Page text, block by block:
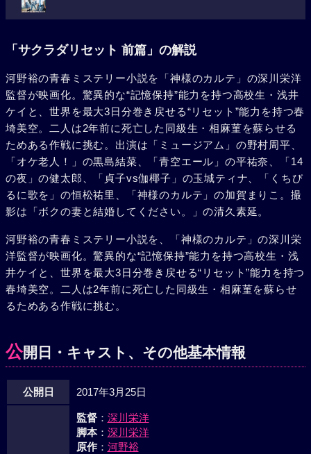
（平祐奈）が死んでしまったのだ。ある日、ケイと春埼が所
属する“奉仕クラブ”にある依頼が舞い込んでくる。「写真に
野宏幸（大石吾朗）が、奪われた能力を取り戻して欲しいと
いうのだ。やがて二人は「未来を知る」力を持つ“魔女”と呼
ばれる老婆（加賀まりこ）と出逢う。何の関連もないと思わ
れたそれらの出来事から、相麻をよみがえらせる可能性に気
付いたケイは、「声を届ける」能力を持つ親友・中野智樹
（健太郎）や、「モノを消す」能力を持つ村瀬陽香（玉城テ
ィナ）、「記憶を操作する」岡絵里（恒松祐里）らと共に禁
断のアプローチを開始。かくして、相麻はよみがえったかの
ようにみえたが、ケイたちは驚くべき真実に遭遇する。相麻
菫の再生こそが、すべての始まりであった……。
「サクラダリセット 前篇」の解説
河野裕の青春ミステリー小説を「神様のカルテ」の深川栄洋
監督が映画化。驚異的な“記憶保持”能力を持つ高校生・浅井
ケイと、世界を最大3日分巻き戻せる“リセット”能力を持つ春
埼美空。二人は2年前に死亡した同級生・相麻菫を蘇らせる
ためある作戦に挑む。出演は「ミュージアム」の野村周平、
「オケ老人！」の黒島結菜、「青空エール」の平祐奈、「14
の夜」の健太郎、「貞子vs伽椰子」の玉城ティナ、「くちび
るに歌を」の恒松祐里、「神様のカルテ」の加賀まりこ。撮
影は「ボクの妻と結婚してください。」の清久素延。
河野裕の青春ミステリー小説を、「神様のカルテ」の深川栄
洋監督が映画化。驚異的な“記憶保持”能力を持つ高校生・浅
井ケイと、世界を最大3日分巻き戻せる“リセット”能力を持つ
春埼美空。二人は2年前に死亡した同級生・相麻菫を蘇らせ
るためある作戦に挑む。
公開日・キャスト、その他基本情報
公開日 2017年3月25日
監督： 深川栄洋
脚本： 深川栄洋
原作： 河野裕